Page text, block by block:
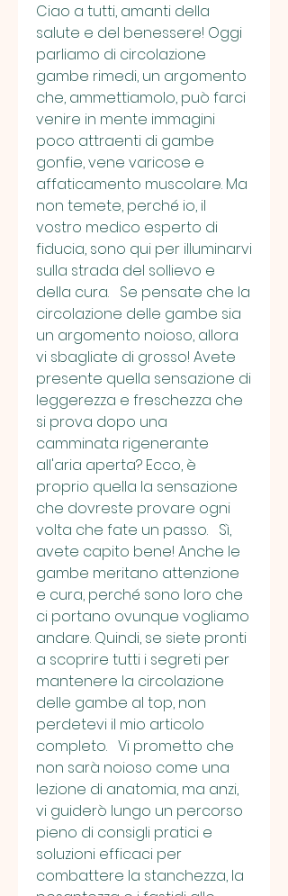
Ciao a tutti, amanti della
salute e del benessere! Oggi
parliamo di circolazione
gambe rimedi, un argomento
che, ammettiamolo, può farci
venire in mente immagini
poco attraenti di gambe
gonfie, vene varicose e
affaticamento muscolare. Ma
non temete, perché io, il
vostro medico esperto di
fiducia, sono qui per illuminarvi
sulla strada del sollievo e
della cura.   Se pensate che la
circolazione delle gambe sia
un argomento noioso, allora
vi sbagliate di grosso! Avete
presente quella sensazione di
leggerezza e freschezza che
si prova dopo una
camminata rigenerante
all'aria aperta? Ecco, è
proprio quella la sensazione
che dovreste provare ogni
volta che fate un passo.   Sì,
avete capito bene! Anche le
gambe meritano attenzione
e cura, perché sono loro che
ci portano ovunque vogliamo
andare. Quindi, se siete pronti
a scoprire tutti i segreti per
mantenere la circolazione
delle gambe al top, non
perdetevi il mio articolo
completo.   Vi prometto che
non sarà noioso come una
lezione di anatomia, ma anzi,
vi guiderò lungo un percorso
pieno di consigli pratici e
soluzioni efficaci per
combattere la stanchezza, la